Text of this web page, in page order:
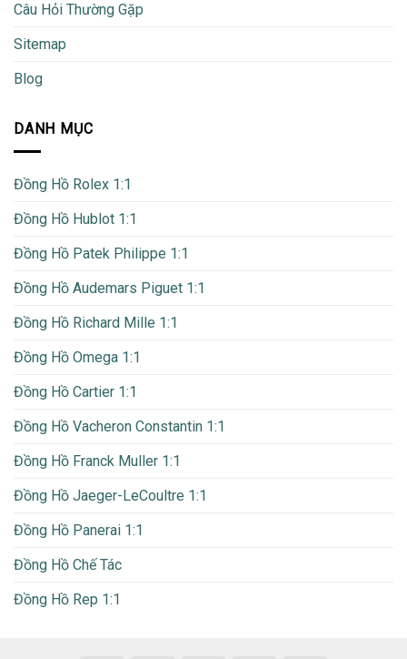
Câu Hỏi Thường Gặp
Sitemap
Blog
DANH MỤC
Đồng Hồ Rolex 1:1
Đồng Hồ Hublot 1:1
Đồng Hồ Patek Philippe 1:1
Đồng Hồ Audemars Piguet 1:1
Đồng Hồ Richard Mille 1:1
Đồng Hồ Omega 1:1
Đồng Hồ Cartier 1:1
Đồng Hồ Vacheron Constantin 1:1
Đồng Hồ Franck Muller 1:1
Đồng Hồ Jaeger-LeCoultre 1:1
Đồng Hồ Panerai 1:1
Đồng Hồ Chế Tác
Đồng Hồ Rep 1:1